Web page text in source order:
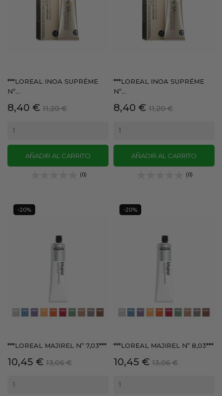
***LOREAL INOA SUPRÉME
Nº...
Precio
8,40 € Precio
11,20 €
AÑADIR AL CARRITO
(0)
***LOREAL INOA SUPRÉME
Nº...
Precio
8,40 € Precio
11,20 €
AÑADIR AL CARRITO
(0)
***LOREAL MAJIREL Nº 7,03***
Precio
10,45 € Precio
13,06 €
-20%
***LOREAL MAJIREL Nº 8,03***
Precio
10,45 € Precio
13,06 €
-20%